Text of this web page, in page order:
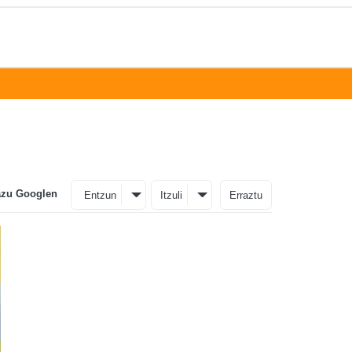
Googlen Entzun Itzuli Erraztu